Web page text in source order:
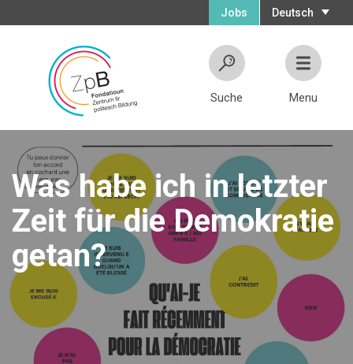
Deutsch
Jobs
Suche Menu
Was habe ich in letzter
Zeit für die Demokratie
getan?